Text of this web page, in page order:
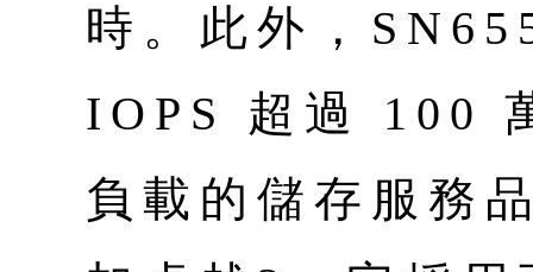
時。此外，
IOPS 超過 100
負載的儲存服務